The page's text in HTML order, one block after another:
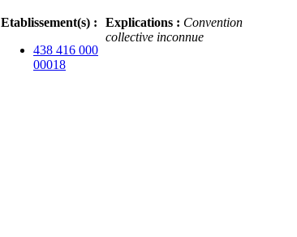
Etablissement(s) :
438 416 000
00018
Explications : Convention
collective inconnue